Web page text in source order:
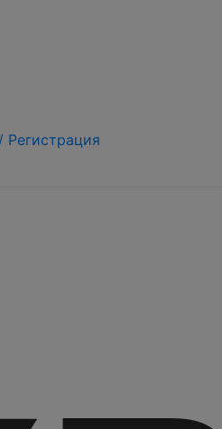
Регистрация